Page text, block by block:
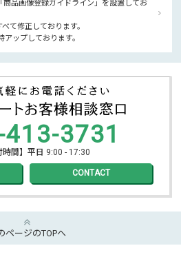
商品画像登録ガイドライン」を設置してお
て修正しております。
ップしております。
3731
時間】平日 9:00 - 17:30
CONTACT
ページのTOPへ